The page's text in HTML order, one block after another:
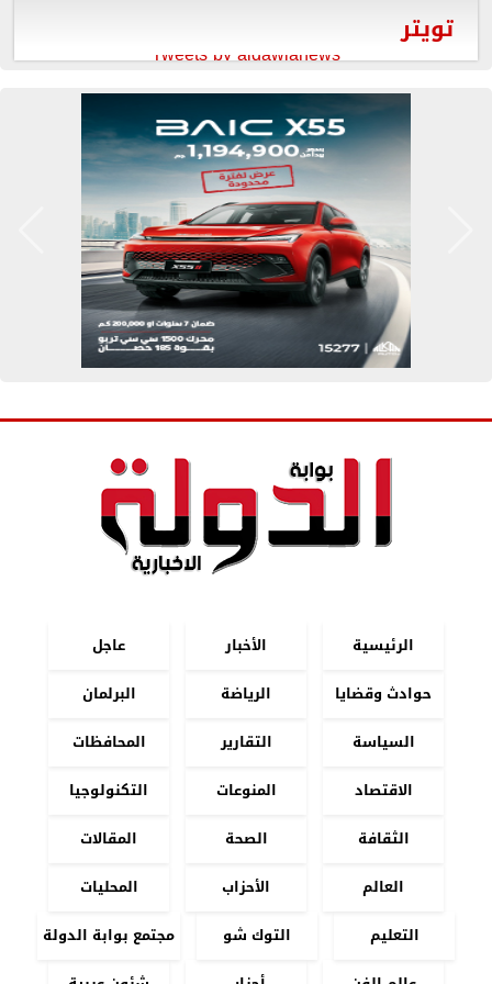
تويتر
Tweets by aldawlanews
الرئيسية الأخبار
عاجل
حوادث وقضايا
الرياضة
البرلمان
السياسة
التقارير
المحافظات
الاقتصاد
المنوعات
التكنولوجيا
الثقافة
الصحة
المقالات
العالم
الأحزاب
المحليات
التعليم
التوك شو
مجتمع بوابة الدولة